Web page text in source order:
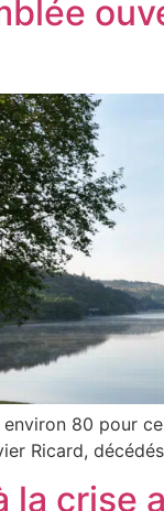
80 pour
Ricard,
la crise